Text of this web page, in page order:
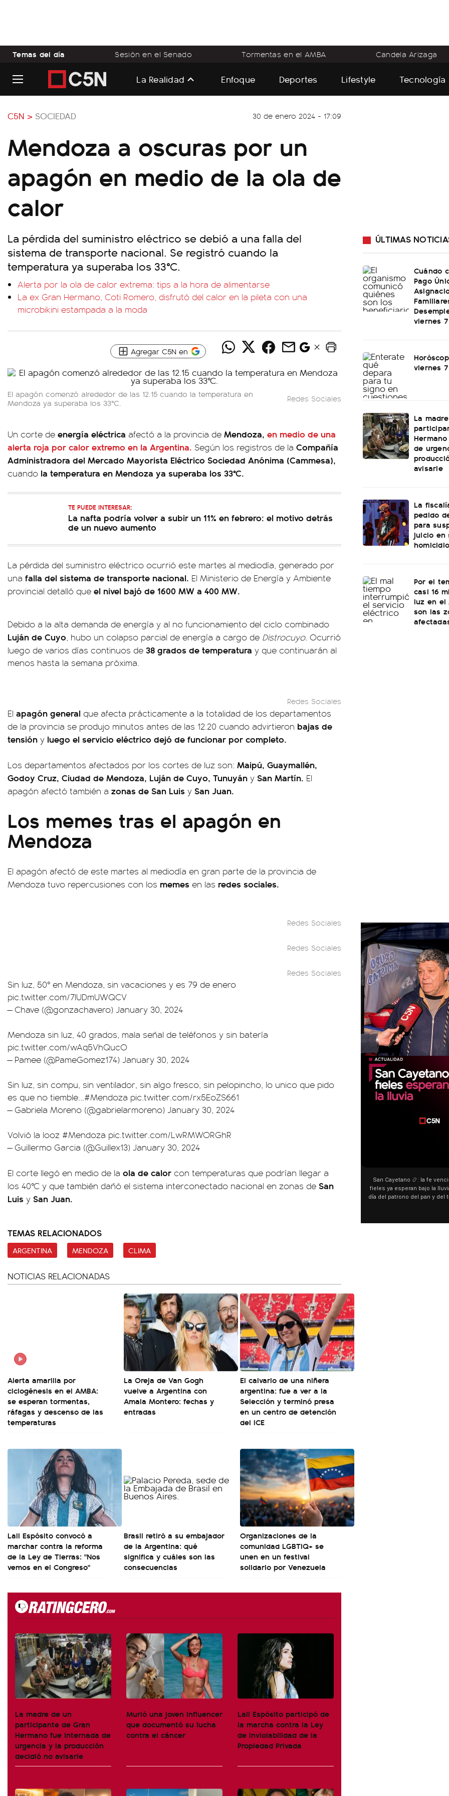
Temas del día Sesión en el Senado Tormentas en el AMBA Candela Arizaga
La Realidad Enfoque Deportes Lifestyle Tecnología
C5N > SOCIEDAD 30 de enero 2024 - 17:09
Mendoza a oscuras por un
apagón en medio de la ola de
calor
La pérdida del suministro eléctrico se debió a una falla del
sistema de transporte nacional. Se registró cuando la
temperatura ya superaba los 33°C.
Alerta por la ola de calor extrema: tips a la hora de alimentarse
La ex Gran Hermano, Coti Romero, disfrutó del calor en la pileta con una
microbikini estampada a la moda
Agregar C5N en
El apagón comenzó alrededor de las 12.15 cuando la temperatura en
Mendoza ya superaba los 33°C.
Redes Sociales
Un corte de energía eléctrica afectó a la provincia de Mendoza, en medio de una
alerta roja por calor extremo en la Argentina. Según los registros de la Compañía
Administradora del Mercado Mayorista Eléctrico Sociedad Anónima (Cammesa),
cuando la temperatura en Mendoza ya superaba los 33°C.
TE PUEDE INTERESAR:
La nafta podría volver a subir un 11% en febrero: el motivo detrás
de un nuevo aumento
La pérdida del suministro eléctrico ocurrió este martes al mediodía, generado por
una falla del sistema de transporte nacional. El Ministerio de Energía y Ambiente
provincial detalló que el nivel bajó de 1600 MW a 400 MW.
Debido a la alta demanda de energía y al no funcionamiento del ciclo combinado
Luján de Cuyo, hubo un colapso parcial de energía a cargo de Distrocuyo. Ocurrió
luego de varios días continuos de 38 grados de temperatura y que continuarán al
menos hasta la semana próxima.
Redes Sociales
El apagón general que afecta prácticamente a la totalidad de los departamentos
de la provincia se produjo minutos antes de las 12.20 cuando advirtieron bajas de
tensión y luego el servicio eléctrico dejó de funcionar por completo.
Los departamentos afectados por los cortes de luz son: Maipú, Guaymallén,
Godoy Cruz, Ciudad de Mendoza, Luján de Cuyo, Tunuyán y San Martín. El
apagón afectó también a zonas de San Luis y San Juan.
Los memes tras el apagón en
Mendoza
El apagón afectó de este martes al mediodía en gran parte de la provincia de
Mendoza tuvo repercusiones con los memes en las redes sociales.
Redes Sociales
Redes Sociales
Redes Sociales
Sin luz, 50° en Mendoza, sin vacaciones y es 79 de enero
pic.twitter.com/7lUDmUWQCV
— Chave (@gonzachavero) January 30, 2024
Mendoza sin luz, 40 grados, mala señal de teléfonos y sin batería
pic.twitter.com/wAq5VhQucO
— Pamee (@PameGomez174) January 30, 2024
Sin luz, sin compu, sin ventilador, sin algo fresco, sin pelopincho, lo unico que pido
es que no tiemble...#Mendoza pic.twitter.com/rx5EoZS661
— Gabriela Moreno (@gabrielarmoreno) January 30, 2024
Volvió la looz #Mendoza pic.twitter.com/LwRMWORGhR
— Guillermo Garcia (@Guillex13) January 30, 2024
El corte llegó en medio de la ola de calor con temperaturas que podrían llegar a
los 40°C y que también dañó el sistema interconectado nacional en zonas de San
Luis y San Juan.
TEMAS RELACIONADOS
ARGENTINA MENDOZA CLIMA
NOTICIAS RELACIONADAS
Alerta amarilla por
ciclogénesis en el AMBA:
se esperan tormentas,
ráfagas y descenso de las
temperaturas
La Oreja de Van Gogh
vuelve a Argentina con
Amaia Montero: fechas y
entradas
El calvario de una niñera
argentina: fue a ver a la
Selección y terminó presa
en un centro de detención
del ICE
Lali Espósito convocó a
marchar contra la reforma
de la Ley de Tierras: "Nos
vemos en el Congreso"
Brasil retiró a su embajador
de la Argentina: qué
significa y cuáles son las
consecuencias
Organizaciones de la
comunidad LGBTIQ+ se
unen en un festival
solidario por Venezuela
La madre de un
participante de Gran
Hermano fue internada de
urgencia y la producción
decidió no avisarle
Murió una joven influencer
que documentó su lucha
contra el cáncer
Lali Espósito participó de
la marcha contra la Ley
de Inviolabilidad de la
Propiedad Privada
ÚLTIMAS
Cuándo
Pago
viernes
viernes
La
de
avisarle
La
pedido
para
juicio en
homicidio
Por el
casi 16
luz en el
son las
San Cayetano 📿: la fe
fieles ya esperan bajo la
día del patrono del pan y del
y pedir. 🎙️